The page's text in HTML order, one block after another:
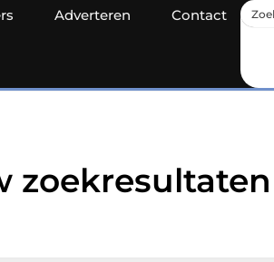
Adverteren Contact
zoekresultaten